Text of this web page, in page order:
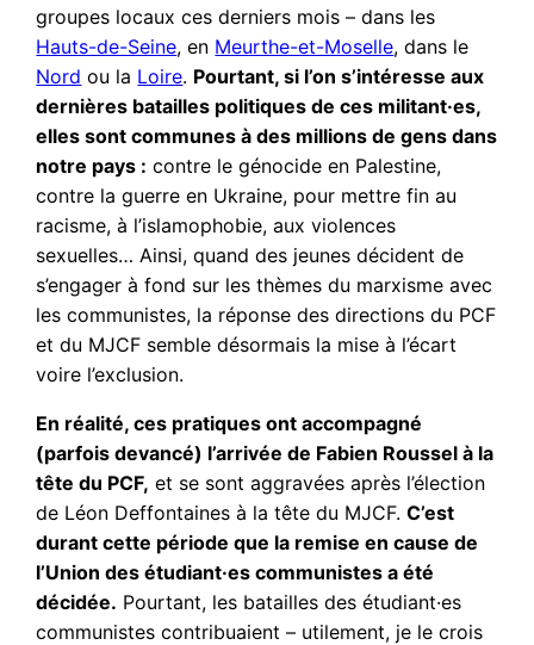
groupes locaux ces derniers mois – dans les
Hauts-de-Seine, en Meurthe-et-Moselle, dans le
Nord ou la Loire. Pourtant, si l’on s’intéresse aux
dernières batailles politiques de ces militant·es,
elles sont communes à des millions de gens dans
notre pays : contre le génocide en Palestine,
contre la guerre en Ukraine, pour mettre fin au
racisme, à l’islamophobie, aux violences
sexuelles… Ainsi, quand des jeunes décident de
s’engager à fond sur les thèmes du marxisme avec
les communistes, la réponse des directions du PCF
et du MJCF semble désormais la mise à l’écart
voire l’exclusion.
En réalité, ces pratiques ont accompagné
(parfois devancé) l’arrivée de Fabien Roussel à la
tête du PCF, et se sont aggravées après l’élection
de Léon Deffontaines à la tête du MJCF.C’est
durant cette période que la remise en cause de
l’Union des étudiant·es communistes a été
décidée. Pourtant, les batailles des étudiant·es
communistes contribuaient – utilement, je le crois